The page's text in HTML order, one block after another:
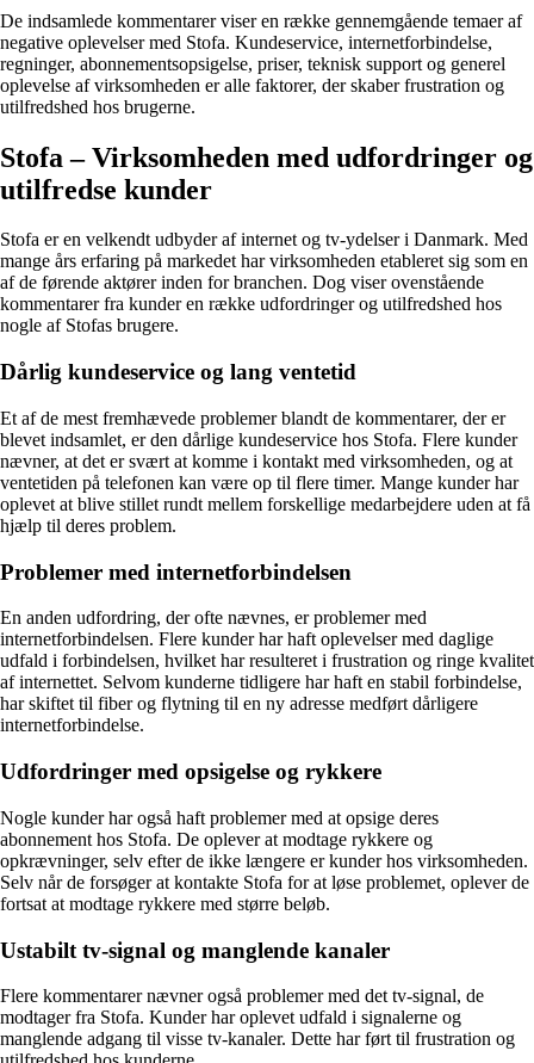
De indsamlede kommentarer viser en række gennemgående temaer af
negative oplevelser med Stofa. Kundeservice, internetforbindelse,
regninger, abonnementsopsigelse, priser, teknisk support og generel
oplevelse af virksomheden er alle faktorer, der skaber frustration og
utilfredshed hos brugerne.
Stofa – Virksomheden med udfordringer og
utilfredse kunder
Stofa er en velkendt udbyder af internet og tv-ydelser i Danmark. Med
mange års erfaring på markedet har virksomheden etableret sig som en
af de førende aktører inden for branchen. Dog viser ovenstående
kommentarer fra kunder en række udfordringer og utilfredshed hos
nogle af Stofas brugere.
Dårlig kundeservice og lang ventetid
Et af de mest fremhævede problemer blandt de kommentarer, der er
blevet indsamlet, er den dårlige kundeservice hos Stofa. Flere kunder
nævner, at det er svært at komme i kontakt med virksomheden, og at
ventetiden på telefonen kan være op til flere timer. Mange kunder har
oplevet at blive stillet rundt mellem forskellige medarbejdere uden at få
hjælp til deres problem.
Problemer med internetforbindelsen
En anden udfordring, der ofte nævnes, er problemer med
internetforbindelsen. Flere kunder har haft oplevelser med daglige
udfald i forbindelsen, hvilket har resulteret i frustration og ringe kvalitet
af internettet. Selvom kunderne tidligere har haft en stabil forbindelse,
har skiftet til fiber og flytning til en ny adresse medført dårligere
internetforbindelse.
Udfordringer med opsigelse og rykkere
Nogle kunder har også haft problemer med at opsige deres
abonnement hos Stofa. De oplever at modtage rykkere og
opkrævninger, selv efter de ikke længere er kunder hos virksomheden.
Selv når de forsøger at kontakte Stofa for at løse problemet, oplever de
fortsat at modtage rykkere med større beløb.
Ustabilt tv-signal og manglende kanaler
Flere kommentarer nævner også problemer med det tv-signal, de
modtager fra Stofa. Kunder har oplevet udfald i signalerne og
manglende adgang til visse tv-kanaler. Dette har ført til frustration og